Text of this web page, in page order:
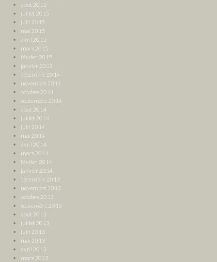
août 2015
juillet 2015
juin 2015
mai 2015
avril 2015
mars 2015
février 2015
janvier 2015
décembre 2014
novembre 2014
octobre 2014
septembre 2014
août 2014
juillet 2014
juin 2014
mai 2014
avril 2014
mars 2014
février 2014
janvier 2014
décembre 2013
novembre 2013
octobre 2013
septembre 2013
août 2013
juillet 2013
juin 2013
mai 2013
avril 2013
mars 2013